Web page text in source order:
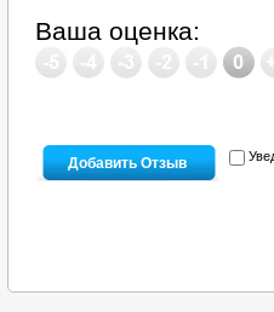
Ваша оценка: